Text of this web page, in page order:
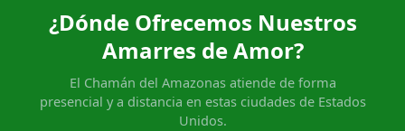
¿Dónde Ofrecemos Nuestros
Amarres de Amor?
El Chamán del Amazonas atiende de forma
presencial y a distancia en estas ciudades de Estados
Unidos.